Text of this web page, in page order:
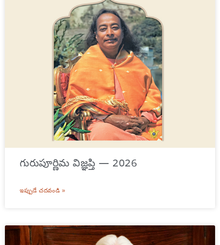
గురుపూర్ణిమ విజ్ఞప్తి — 2026
ఇప్పుడే చదవండి »